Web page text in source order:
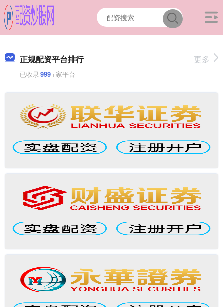
正规配资平台排行
已收录999+家平台
更多